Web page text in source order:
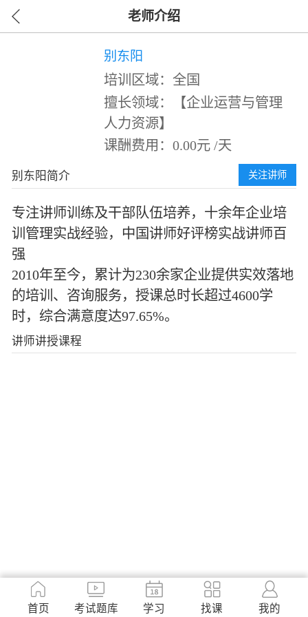
老师介绍
别东阳
培训区域：全国
擅长领域：【企业运营与管理
人力资源】
课酬费用：0.00元 /天
别东阳简介 关注讲师
专注讲师训练及干部队伍培养，十余年企业培
训管理实战经验，中国讲师好评榜实战讲师百
强
2010年至今，累计为230余家企业提供实效落地
的培训、咨询服务，授课总时长超过4600学
时，综合满意度达97.65%。
讲师讲授课程
首页 考试题库 学习 找课 我的